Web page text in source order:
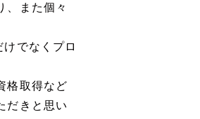
、また個々
でなくプロ
格取得など
だきと思い